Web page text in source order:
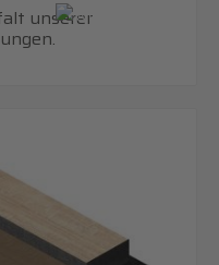
unserer